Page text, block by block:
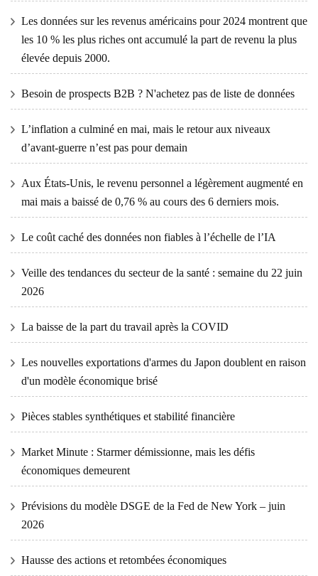
Les données sur les revenus américains pour 2024 montrent que
les 10 % les plus riches ont accumulé la part de revenu la plus
élevée depuis 2000.
Besoin de prospects B2B ? N'achetez pas de liste de données
L’inflation a culminé en mai, mais le retour aux niveaux
d’avant-guerre n’est pas pour demain
Aux États-Unis, le revenu personnel a légèrement augmenté en
mai mais a baissé de 0,76 % au cours des 6 derniers mois.
Le coût caché des données non fiables à l’échelle de l’IA
Veille des tendances du secteur de la santé : semaine du 22 juin
2026
La baisse de la part du travail après la COVID
Les nouvelles exportations d'armes du Japon doublent en raison
d'un modèle économique brisé
Pièces stables synthétiques et stabilité financière
Market Minute : Starmer démissionne, mais les défis
économiques demeurent
Prévisions du modèle DSGE de la Fed de New York – juin
2026
Hausse des actions et retombées économiques